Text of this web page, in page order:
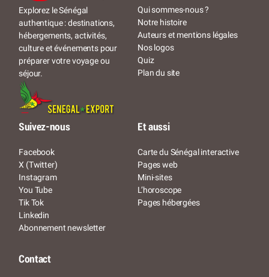
Explorez le Sénégal
authentique : destinations,
hébergements, activités,
culture et événements pour
préparer votre voyage ou
séjour.
Qui sommes-nous ?
Notre histoire
Auteurs et mentions légales
Nos logos
Quiz
Plan du site
Suivez-nous
Facebook
X (Twitter)
Instagram
You Tube
Tik Tok
Linkedin
Abonnement newsletter
Et aussi
Carte du Sénégal interactive
Pages web
Mini-sites
L’horoscope
Pages hébergées
Contact